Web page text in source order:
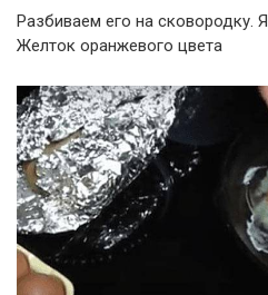
Разбиваем его на сковородку.
Желток оранжевого цвета